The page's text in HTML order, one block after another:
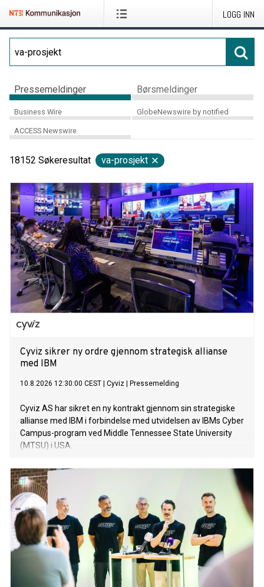
LOGG INN
Pressemeldinger Børsmeldinger
Business Wire GlobeNewswire by notified
ACCESS Newswire
18152 Søkeresultat va-prosjekt
Cyviz sikrer ny ordre gjennom strategisk allianse
med IBM
10.8.2026 12:30:00 CEST Cyviz Pressemelding
Cyviz AS har sikret en ny kontrakt gjennom sin strategiske
allianse med IBM i forbindelse med utvidelsen av IBMs Cyber
Campus-program ved Middle Tennessee State University
(MTSU) i USA.